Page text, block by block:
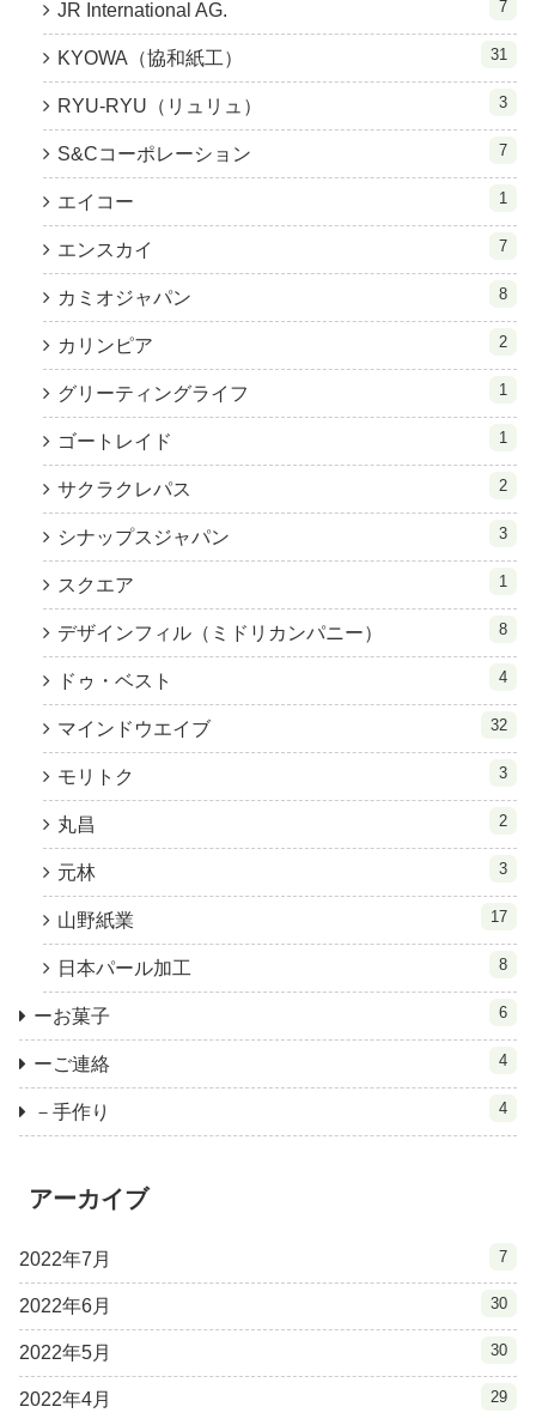
JR International AG. 7
KYOWA（協和紙工） 31
RYU-RYU（リュリュ） 3
S&Cコーポレーション 7
エイコー 1
エンスカイ 7
カミオジャパン 8
カリンピア 2
グリーティングライフ 1
ゴートレイド 1
サクラクレパス 2
シナップスジャパン 3
スクエア 1
デザインフィル（ミドリカンパニー） 8
ドゥ・ベスト 4
マインドウエイブ 32
モリトク 3
丸昌 2
元林 3
山野紙業 17
日本パール加工 8
ーお菓子 6
ーご連絡 4
－手作り 4
アーカイブ
2022年7月 7
2022年6月 30
2022年5月 30
2022年4月 29